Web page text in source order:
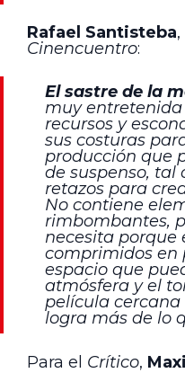
Rafael Santisteba
Cinencuentro:
El sastre de la
muy
recursos y
sus costuras
producción que
de suspenso, tal
retazos para
No contiene
rimbombantes,
necesita porque
comprimidos en
espacio que
atmósfera y el
película
logra más de lo
Para el Crítico,